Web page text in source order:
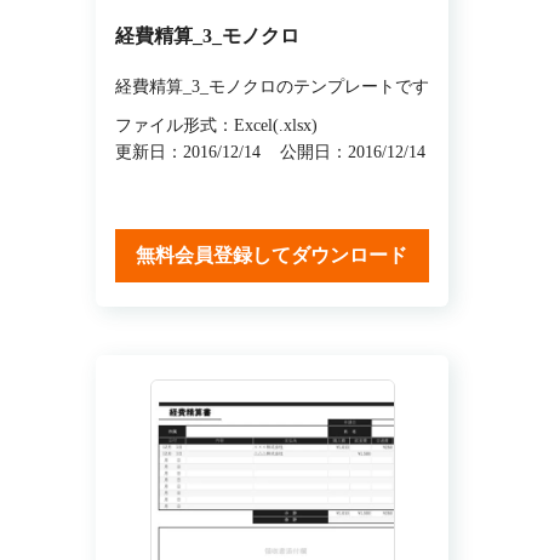
経費精算_3_モノクロ
経費精算_3_モノクロのテンプレートです
ファイル形式：Excel(.xlsx)
更新日：2016/12/14
公開日：2016/12/14
無料会員登録してダウンロード